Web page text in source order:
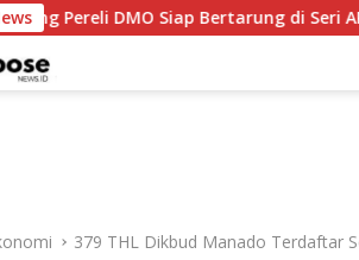
Siap Bertarung di Seri APRC Sumatera
379 THL Dikbud Manado Terdaftar